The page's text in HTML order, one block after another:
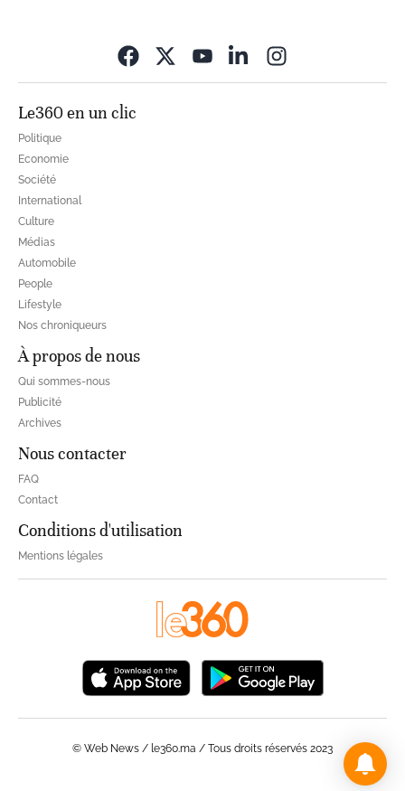
Le360 en un clic
Politique
Economie
Société
International
Culture
Médias
Automobile
People
Lifestyle
Nos chroniqueurs
À propos de nous
Qui sommes-nous
Publicité
Archives
Nous contacter
FAQ
Contact
Conditions d'utilisation
Mentions légales
© Web News / le360.ma / Tous droits réservés 2023